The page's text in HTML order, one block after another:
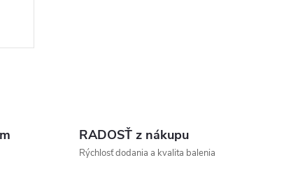
RADOSŤ z nákupu
Rýchlosť dodania a kvalita balenia